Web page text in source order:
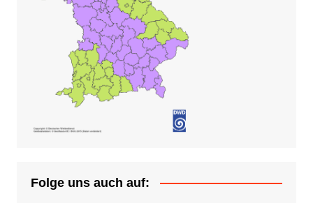
Folge uns auch auf: